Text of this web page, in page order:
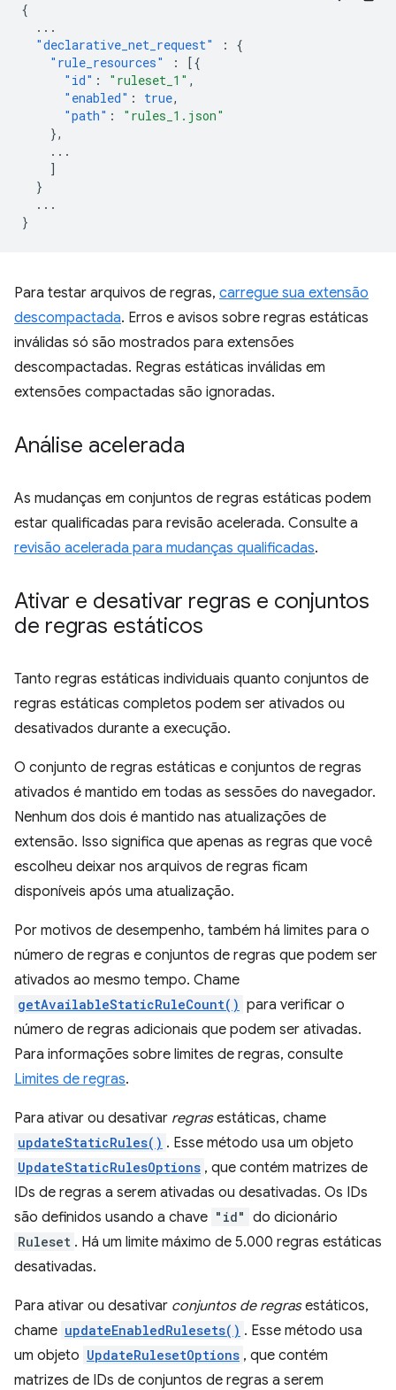
{
...
"declarative_net_request"
:
{
"rule_resources"
:
[{
"id" : "ruleset_1" ,
"enabled" : true,
"path" :
"rules_1.json"
},
...
]
}
...
}
Para testar arquivos de regras, carregue sua extensão
descompactada. Erros e avisos sobre regras estáticas
inválidas só são mostrados para extensões
descompactadas. Regras estáticas inválidas em
extensões compactadas são ignoradas.
Análise acelerada
As mudanças em conjuntos de regras estáticas podem
estar qualificadas para revisão acelerada. Consulte a
revisão acelerada para mudanças qualificadas.
Ativar e desativar regras e conjuntos
de regras estáticos
Tanto regras estáticas individuais quanto conjuntos de
regras estáticas completos podem ser ativados ou
desativados durante a execução.
O conjunto de regras estáticas e conjuntos de regras
ativados é mantido em todas as sessões do navegador.
Nenhum dos dois é mantido nas atualizações de
extensão. Isso significa que apenas as regras que você
escolheu deixar nos arquivos de regras ficam
disponíveis após uma atualização.
Por motivos de desempenho, também há limites para o
número de regras e conjuntos de regras que podem ser
ativados ao mesmo tempo. Chame
getAvailableStaticRuleCount() para verificar o
número de regras adicionais que podem ser ativadas.
Para informações sobre limites de regras, consulte
Limites de regras.
Para ativar ou desativar regrasestáticas, chame
updateStaticRules() . Esse método usa um objeto
UpdateStaticRulesOptions , que contém matrizes de
IDs de regras a serem ativadas ou desativadas. Os IDs
são definidos usando a chave "id" do dicionário
Ruleset . Há um limite máximo de 5.000 regras estáticas
desativadas.
Para ativar ou desativar conjuntos de regrasestáticos,
chame updateEnabledRulesets() . Esse método usa
um objeto UpdateRulesetOptions , que contém
matrizes de IDs de conjuntos de regras a serem